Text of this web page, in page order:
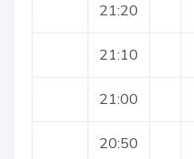
21:20
21:10
21:00
20:50